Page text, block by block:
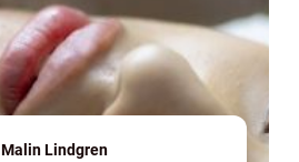
Malin Lindgren